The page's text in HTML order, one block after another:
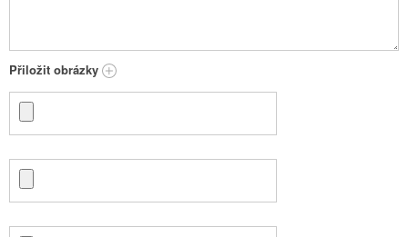
Přiložit obrázky